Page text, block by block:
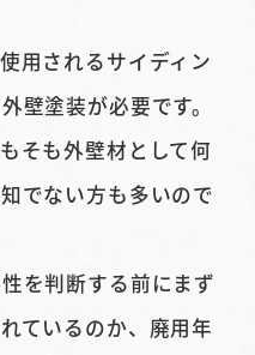
用されるサイディン
壁塗装が必要です。
そも外壁材として何
でない方も多いので
を判断する前にまず
ているのか、廃用年